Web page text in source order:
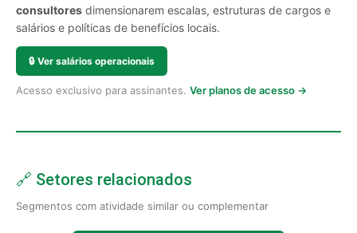
consultores dimensionarem escalas, estruturas de cargos e
salários e políticas de benefícios locais.
🔒 Ver salários operacionais
Acesso exclusivo para assinantes. Ver planos de acesso →
🔗 Setores relacionados
Segmentos com atividade similar ou complementar